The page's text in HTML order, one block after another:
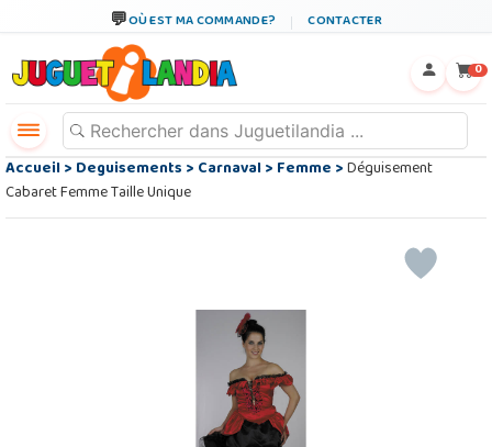
OÙ EST MA COMMANDE? CONTACTER
0
Accueil>Deguisements>Carnaval>Femme>Déguisement
Cabaret Femme Taille Unique